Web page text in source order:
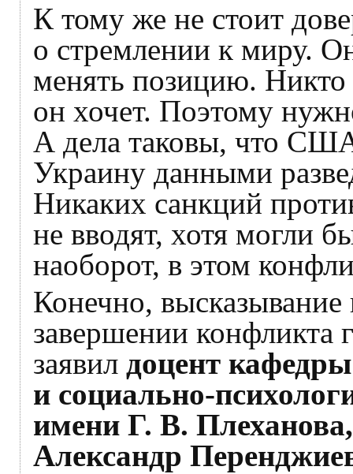
К тому же не стоит
о стремлении к миру.
менять позицию. Никто
он хочет. Поэтому
А дела таковы, что
Украину данными
Никаких санкций
не вводят, хотя могли
наоборот, в этом
Конечно, высказывание
завершении конфликта
заявил доцент
и
имени Г. В.
Александр